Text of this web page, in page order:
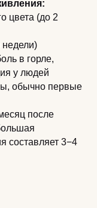
цвета (до 2
в горле,
у людей
обычно первые
после
составляет 3−4